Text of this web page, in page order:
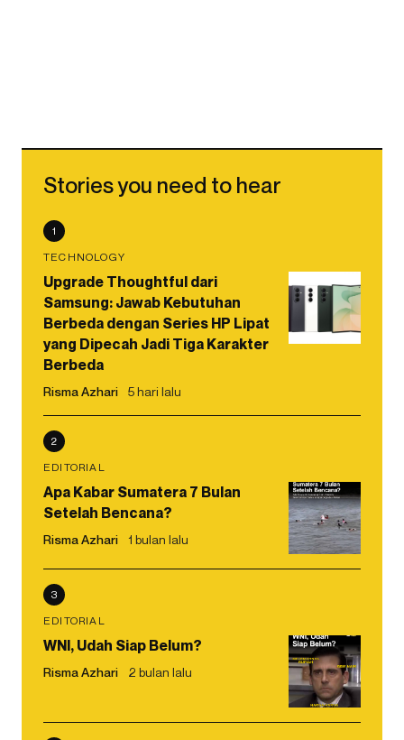
Stories you need to hear
1
TECHNOLOGY
Upgrade Thoughtful dari
Samsung: Jawab Kebutuhan
Berbeda dengan Series HP Lipat
yang Dipecah Jadi Tiga Karakter
Berbeda
Risma Azhari 5 hari lalu
2
EDITORIAL
Apa Kabar Sumatera 7 Bulan
Setelah Bencana?
Risma Azhari 1 bulan lalu
3
EDITORIAL
WNI, Udah Siap Belum?
Risma Azhari 2 bulan lalu